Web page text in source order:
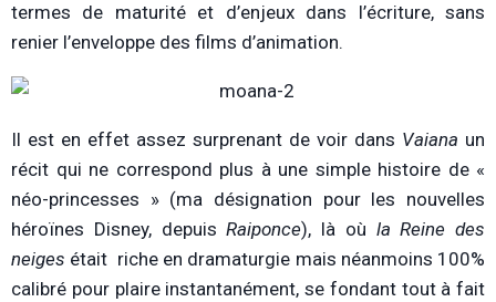
termes de maturité et d’enjeux dans l’écriture, sans
renier l’enveloppe des films d’animation.
Il est en effet assez surprenant de voir dans Vaiana un
récit qui ne correspond plus à une simple histoire de «
néo-princesses » (ma désignation pour les nouvelles
héroïnes Disney, depuisRaiponce), là où la Reine des
neiges était riche en dramaturgie mais néanmoins 100%
calibré pour plaire instantanément, se fondant tout à fait